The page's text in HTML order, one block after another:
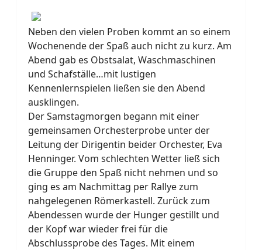
Neben den vielen Proben kommt an so einem
Wochenende der Spaß auch nicht zu kurz. Am
Abend gab es Obstsalat, Waschmaschinen
und Schafställe…mit lustigen
Kennenlernspielen ließen sie den Abend
ausklingen.
Der Samstagmorgen begann mit einer
gemeinsamen Orchesterprobe unter der
Leitung der Dirigentin beider Orchester, Eva
Henninger. Vom schlechten Wetter ließ sich
die Gruppe den Spaß nicht nehmen und so
ging es am Nachmittag per Rallye zum
nahgelegenen Römerkastell. Zurück zum
Abendessen wurde der Hunger gestillt und
der Kopf war wieder frei für die
Abschlussprobe des Tages. Mit einem